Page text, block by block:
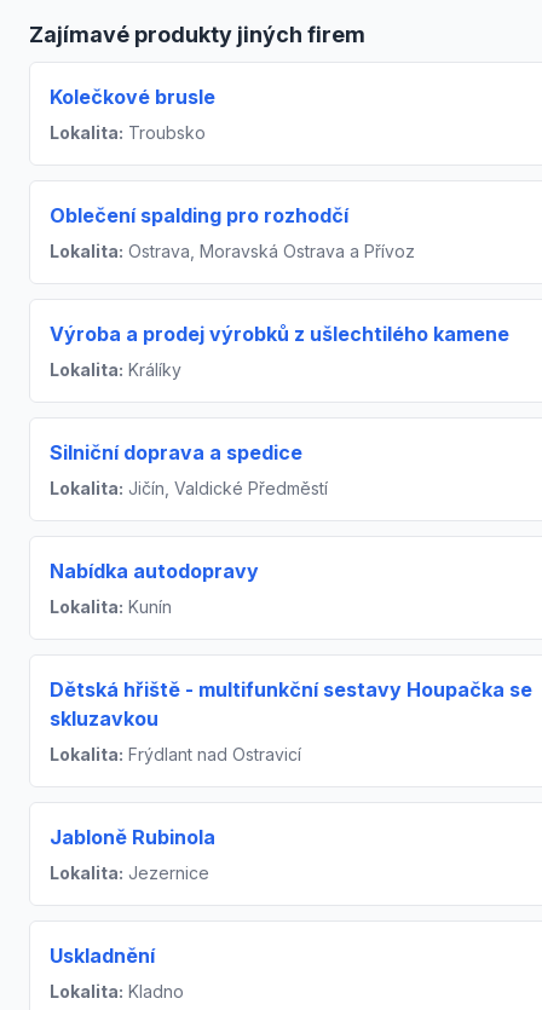
Zajímavé produkty jiných firem
Kolečkové brusle
Lokalita: Troubsko
Oblečení spalding pro rozhodčí
Lokalita: Ostrava, Moravská Ostrava a Přívoz
Výroba a prodej výrobků z ušlechtilého kamene
Lokalita: Králíky
Silniční doprava a spedice
Lokalita: Jičín, Valdické Předměstí
Nabídka autodopravy
Lokalita: Kunín
Dětská hřiště - multifunkční sestavy Houpačka se
skluzavkou
Lokalita: Frýdlant nad Ostravicí
Jabloně Rubinola
Lokalita: Jezernice
Uskladnění
Lokalita: Kladno